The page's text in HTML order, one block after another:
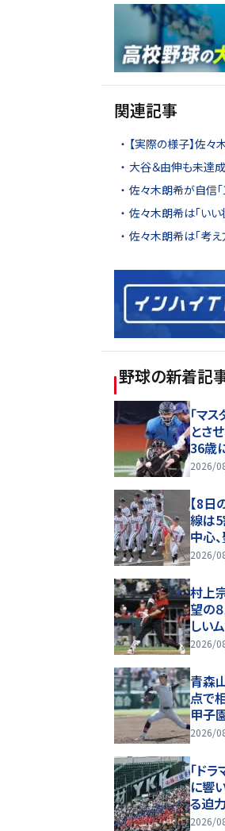
関連記事
【実際の様子】佐
大谷＆由伸も未達
佐々木朗希が自信
佐々木朗希は「い
佐々木朗希は「考
野球の新着記
「マ
とさ
36歳
てお
2026/
【8日
線は
中心
平・
2026/
村上
望の
しい
ドの
2026/
青森
点で
甲子
2026/
「ド
に響
る迫
っちゃ
2026/